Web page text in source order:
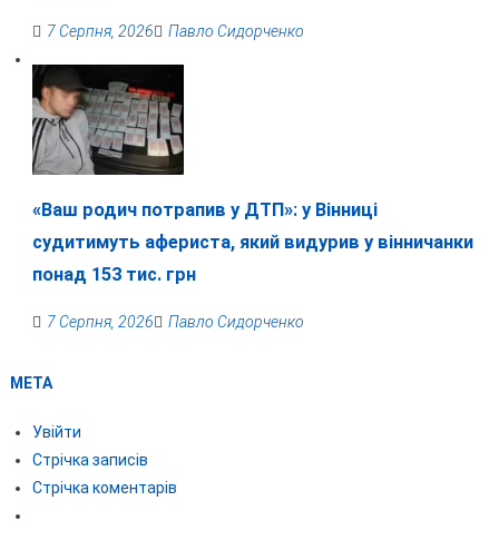
7 Серпня, 2026 Павло Сидорченко
«Ваш родич потрапив у ДТП»: у Вінниці
судитимуть афериста, який видурив у вінничанки
понад 153 тис. грн
7 Серпня, 2026 Павло Сидорченко
МЕТА
Увійти
Стрічка записів
Стрічка коментарів